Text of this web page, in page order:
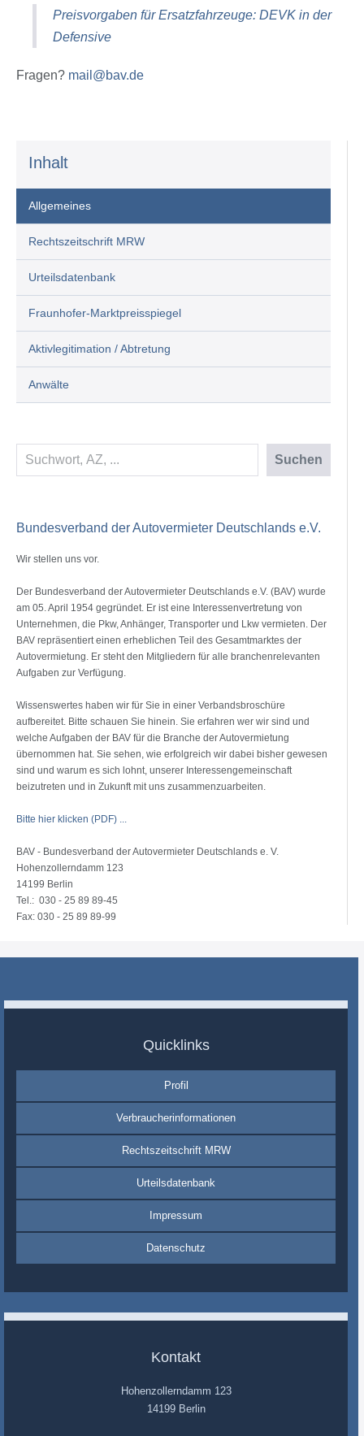
Inhalt
Allgemeines
Rechtszeitschrift MRW
Urteilsdatenbank
Fraunhofer-Marktpreisspiegel
Aktivlegitimation / Abtretung
Anwälte
Suchen Suchen
Bundesverband der Autovermieter Deutschlands e.V.
Wir stellen uns vor.
Der Bundesverband der Autovermieter Deutschlands e.V. (BAV) wurde
am 05. April 1954 gegründet. Er ist eine Interessenvertretung von
Unternehmen, die Pkw, Anhänger, Transporter und Lkw vermieten. Der
BAV repräsentiert einen erheblichen Teil des Gesamtmarktes der
Autovermietung. Er steht den Mitgliedern für alle branchenrelevanten
Aufgaben zur Verfügung.
Wissenswertes haben wir für Sie in einer Verbandsbroschüre
aufbereitet. Bitte schauen Sie hinein. Sie erfahren wer wir sind und
welche Aufgaben der BAV für die Branche der Autovermietung
übernommen hat. Sie sehen, wie erfolgreich wir dabei bisher gewesen
sind und warum es sich lohnt, unserer Interessengemeinschaft
beizutreten und in Zukunft mit uns zusammenzuarbeiten.
Bitte hier klicken (PDF) ...
BAV - Bundesverband der Autovermieter Deutschlands e. V.
Hohenzollerndamm 123
14199 Berlin
Tel.: 030 - 25 89 89-45
Fax: 030 - 25 89 89-99
Preisvorgaben für Ersatzfahrzeuge: DEVK in der
Defensive
Fragen? mail@bav.de
Quicklinks
Profil
Verbraucherinformationen
Rechtszeitschrift MRW
Urteilsdatenbank
Impressum
Datenschutz
Kontakt
Hohenzollerndamm 123
14199 Berlin